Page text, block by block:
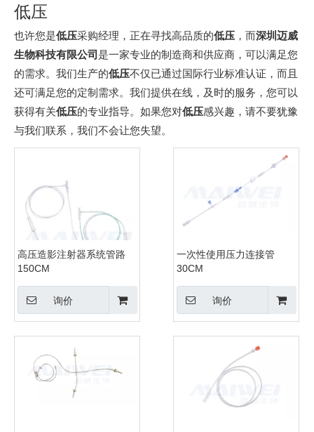
低压
也许您是低压采购经理，正在寻找高品质的低压 ，而深圳迈威
生物科技有限公司 是一家专业的制造商和供应商，可以满足您
的需求。我们生产的低压不仅已通过国际行业标准认证，而且
还可满足您的定制需求。我们提供在线，及时的服务，您可以
获得有关低压的专业指导。如果您对低压感兴趣，请不要犹豫
与我们联系，我们不会让您失望。
高压造影注射器系统管路
150CM
询价
一次性使用压力连接管
30CM
询价